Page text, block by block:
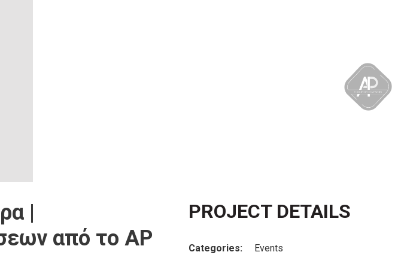
|
από το AP
PROJECT DETAILS
Categories: Events